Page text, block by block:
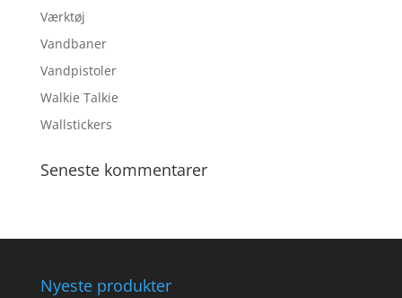
Værktøj
Vandbaner
Vandpistoler
Walkie Talkie
Wallstickers
Seneste kommentarer
Nyeste produkter